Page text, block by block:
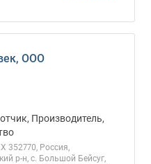
ООО
Производитель,
352770, Россия,
р-н, с. Большой Бейсуг,